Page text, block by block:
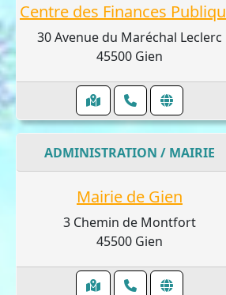
30 Avenue du Maréchal Leclerc
45500 Gien
ADMINISTRATION / MAIRIE
Mairie de Gien
3 Chemin de Montfort
45500 Gien